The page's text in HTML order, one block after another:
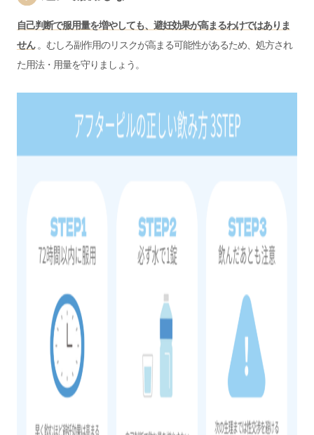
自己判断で服用量を増やしても、避妊効果が高まるわけではありま
せん。むしろ副作用のリスクが高まる可能性があるため、処方され
た用法・用量を守りましょう。